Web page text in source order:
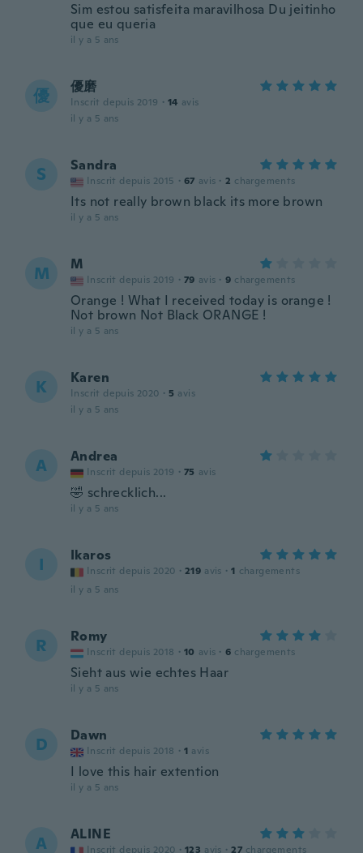
Sim estou satisfeita maravilhosa Du jeitinho
que eu queria
il y a 5 ans
優 優磨
Inscrit depuis 2019 · 14 avis
il y a 5 ans
S Sandra
Inscrit depuis 2015 · 67 avis · 2 chargements
Its not really brown black its more brown
il y a 5 ans
M M
Inscrit depuis 2019 · 79 avis · 9 chargements
Orange ! What I received today is orange !
Not brown Not Black ORANGE !
il y a 5 ans
K Karen
Inscrit depuis 2020 · 5 avis
il y a 5 ans
A Andrea
Inscrit depuis 2019 · 75 avis
🤣 schrecklich...
il y a 5 ans
I Ikaros
Inscrit depuis 2020 · 219 avis · 1 chargements
il y a 5 ans
R Romy
Inscrit depuis 2018 · 10 avis · 6 chargements
Sieht aus wie echtes Haar
il y a 5 ans
D Dawn
Inscrit depuis 2018 · 1 avis
I love this hair extention
il y a 5 ans
A ALINE
Inscrit depuis 2020 · 123 avis · 27 chargements